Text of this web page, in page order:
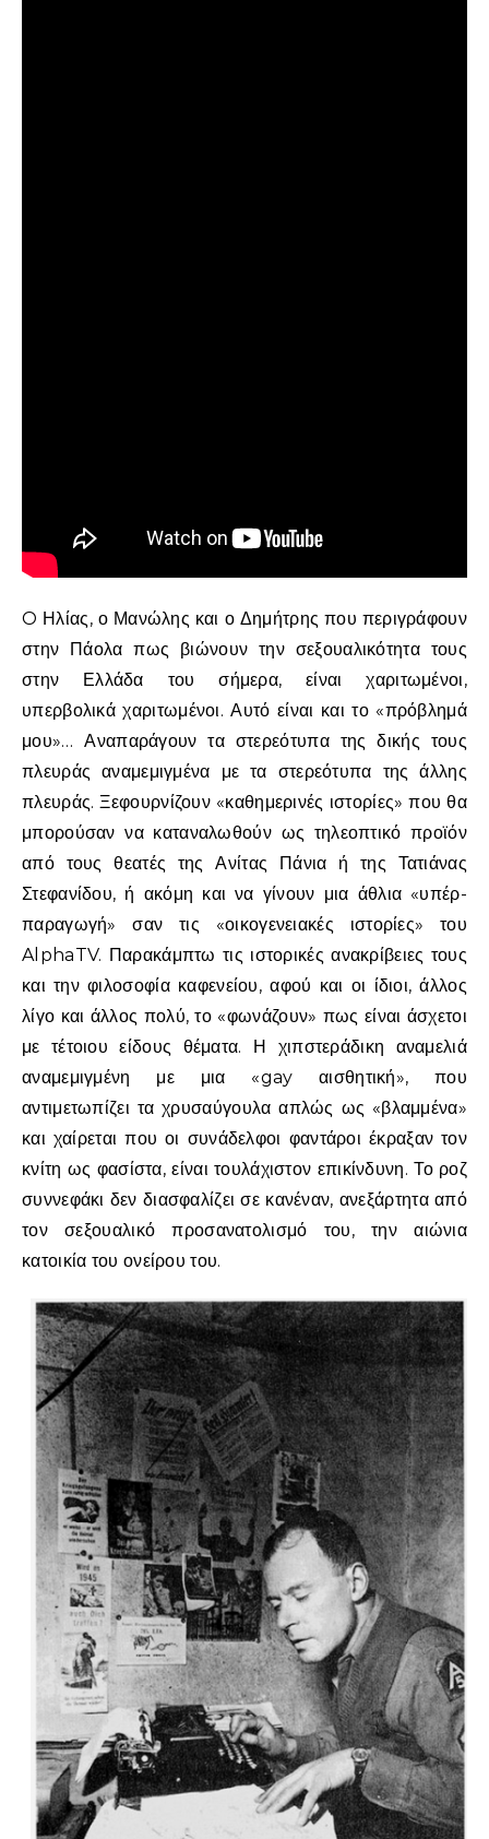
O Ηλίας, ο Μανώλης και ο Δημήτρης που περιγράφουν
στην Πάολα πως βιώνουν την σεξουαλικότητα τους
στην Ελλάδα του σήμερα, είναι χαριτωμένοι,
υπερβολικά χαριτωμένοι. Αυτό είναι και το «πρόβλημά
μου»… Αναπαράγουν τα στερεότυπα της δικής τους
πλευράς αναμεμιγμένα με τα στερεότυπα της άλλης
πλευράς. Ξεφουρνίζουν «καθημερινές ιστορίες» που θα
μπορούσαν να καταναλωθούν ως τηλεοπτικό προϊόν
από τους θεατές της Ανίτας Πάνια ή της Τατιάνας
Στεφανίδου, ή ακόμη και να γίνουν μια άθλια «υπέρ-
παραγωγή» σαν τις «οικογενειακές ιστορίες» του
AlphaTV. Παρακάμπτω τις ιστορικές ανακρίβειες τους
και την φιλοσοφία καφενείου, αφού και οι ίδιοι, άλλος
λίγο και άλλος πολύ, το «φωνάζουν» πως είναι άσχετοι
με τέτοιου είδους θέματα. Η χιπστεράδικη αναμελιά
αναμεμιγμένη με μια «gay αισθητική», που
αντιμετωπίζει τα χρυσαύγουλα απλώς ως «βλαμμένα»
και χαίρεται που οι συνάδελφοι φαντάροι έκραξαν τον
κνίτη ως φασίστα, είναι τουλάχιστον επικίνδυνη. Το ροζ
συννεφάκι δεν διασφαλίζει σε κανέναν, ανεξάρτητα από
τον σεξουαλικό προσανατολισμό του, την αιώνια
κατοικία του ονείρου του.